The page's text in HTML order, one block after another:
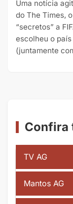
Uma notícia
do The Times,
“secretos” a
escolheu o
(juntamente
Confira
TV AG
Mantos AG